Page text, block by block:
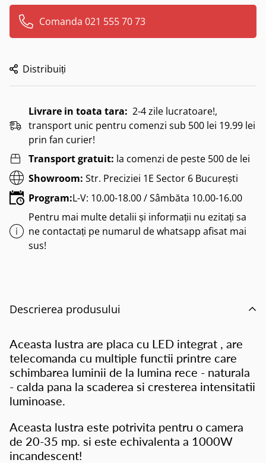
Comanda 021 555 70 73
Distribuiți
Livrare in toata tara: 2-4 zile lucratoare!,
transport unic pentru comenzi sub 500 lei 19.99 lei
prin fan curier!
Transport gratuit: la comenzi de peste 500 de lei
Showroom: Str. Preciziei 1E Sector 6 București
Program:L-V: 10.00-18.00 / Sâmbăta 10.00-16.00
Pentru mai multe detalii și informații nu ezitați sa
ne contactați pe numarul de whatsapp afisat mai
sus!
Descrierea produsului
Aceasta lustra are placa cu LED integrat , are
telecomanda cu multiple functii printre care
schimbarea luminii de la lumina rece - naturala
- calda pana la scaderea si cresterea intensitatii
luminoase.
Aceasta lustra este potrivita pentru o camera
de 20-35 mp. si este echivalenta a 1000W
incandescent!